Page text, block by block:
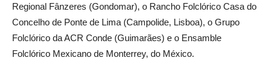
Regional Fânzeres (Gondomar), o Rancho Folclórico Casa do
Concelho de Ponte de Lima (Campolide, Lisboa), o Grupo
Folclórico da ACR Conde (Guimarães) e o Ensamble
Folclórico Mexicano de Monterrey, do México.